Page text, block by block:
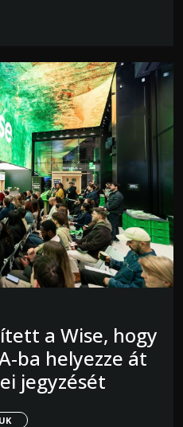
a Wise, hogy
ba helyezze át
jegyzését